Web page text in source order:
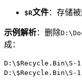
$R文件：存储
示例解析：删除
成：
D:\$Recycle.Bin\S-1-
D:\$Recycle.Bin\S-1-